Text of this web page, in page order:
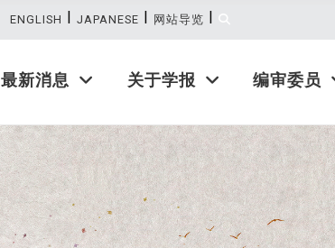
最新消息 关于学报 编审委员
ENGLISH | JAPANESE | 网站导览 |